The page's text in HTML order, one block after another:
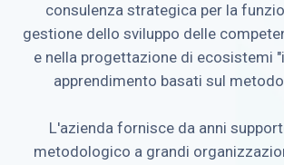
consulenza strategica per la
gestione dello sviluppo delle
e nella progettazione di ecosistemi
apprendimento basati sul metodo
L'azienda fornisce da anni
metodologico a grandi